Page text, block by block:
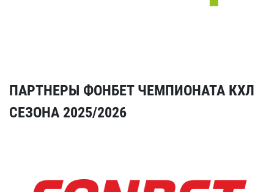
ПАРТНЕРЫ ФОНБЕТ ЧЕМПИОНАТА КХЛ
СЕЗОНА 2025/2026